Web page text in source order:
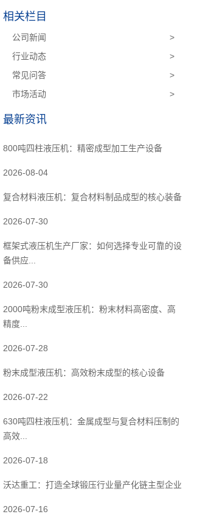
相关栏目
公司新闻
>
行业动态
>
常见问答
>
市场活动
>
最新资讯
800吨四柱液压机：精密成型加工生产设备
2026-08-04
复合材料液压机：复合材料制品成型的核心装备
2026-07-30
框架式液压机生产厂家：如何选择专业可靠的设
备供应...
2026-07-30
2000吨粉末成型液压机：粉末材料高密度、高
精度...
2026-07-28
粉末成型液压机：高效粉末成型的核心设备
2026-07-22
630吨四柱液压机：金属成型与复合材料压制的
高效...
2026-07-18
沃达重工：打造全球锻压行业量产化链主型企业
2026-07-16